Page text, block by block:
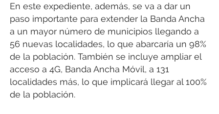
En este expediente, además, se va a dar un
paso importante para extender la Banda Ancha
a un mayor número de municipios llegando a
56 nuevas localidades, lo que abarcaría un 98%
de la población. También se incluye ampliar el
acceso a 4G, Banda Ancha Móvil, a 131
localidades más, lo que implicará llegar al 100%
de la población.